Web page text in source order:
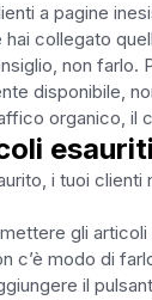
a pagine
collegato
non
disponibile,
organico, il
i tuoi
gli
c’è modo di
il